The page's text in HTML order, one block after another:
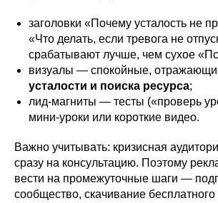
заголовки «Почему усталость не
«Что делать, если тревога не
срабатывают лучше, чем сухое
визуалы — спокойные,
усталости и поиска ресурса;
лид-магниты — тесты («проверь
мини-уроки или короткие видео.
Важно учитывать: кризисная
сразу на консультацию. Поэтому
вести на промежуточные шаги —
сообщество, скачивание